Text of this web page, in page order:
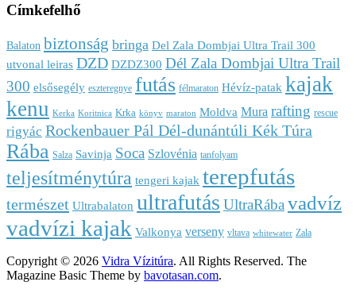
Címkefelhő
Balaton biztonság bringa Del Zala Dombjai Ultra Trail 300
utvonal leiras DZD DZDZ300 Dél Zala Dombjai Ultra Trail
300 elsősegély eszteregnye futás félmaraton Hévíz-patak kajak
kenu Kerka Koritnica Krka könyv maraton Moldva Mura rafting rescue
rigyác Rockenbauer Pál Dél-dunántúli Kék Túra
Rába Salza Savinja Soca Szlovénia tanfolyam
teljesítménytúra tengeri kajak terepfutás
természet Ultrabalaton ultrafutás UltraRába vadvíz
vadvízi kajak Valkonya verseny vltava whitewater Zala
Copyright © 2026 Vidra Vízitúra. All Rights Reserved. The
Magazine Basic Theme by bavotasan.com.